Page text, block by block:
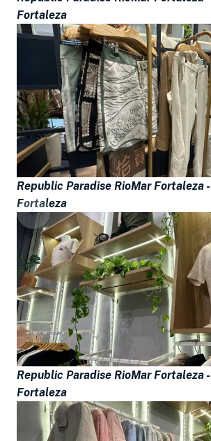
Fortaleza
Republic Paradise RioMar Fortaleza -
Fortaleza
Republic Paradise RioMar Fortaleza -
Fortaleza